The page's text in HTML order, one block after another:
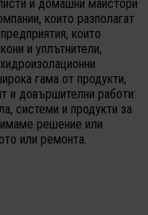
и домашни майстори
които разполагат
които
и уплътнители,
гама от продукти,
и довършителни работи:
системи и продукти за
решение или
или ремонта.